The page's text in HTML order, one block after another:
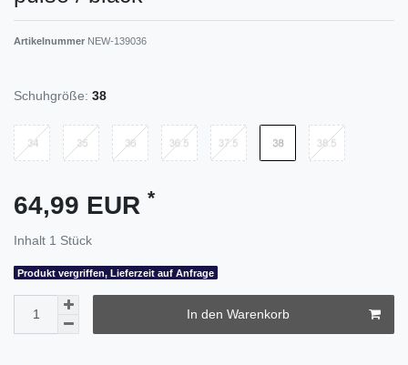
Artikelnummer NEW-139036
Schuhgröße: 38
64,99 EUR *
Inhalt 1 Stück
Produkt vergriffen, Lieferzeit auf Anfrage
In den Warenkorb